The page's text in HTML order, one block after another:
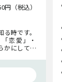
円（税込）
時です。
恋愛」・
かにして、